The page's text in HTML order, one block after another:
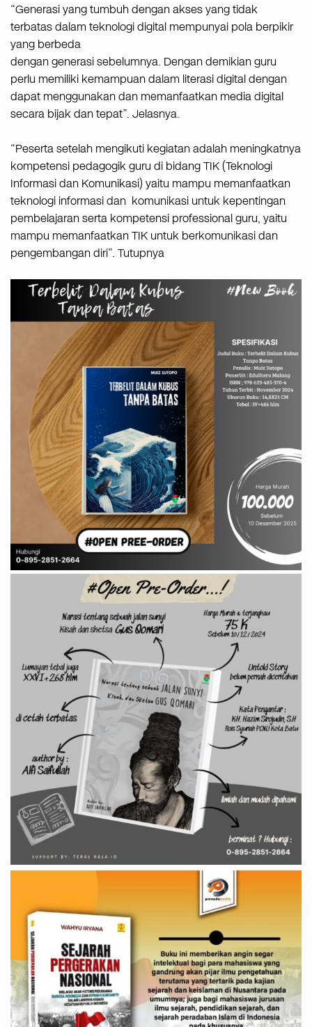
“Generasi yang tumbuh dengan akses yang tidak
terbatas dalam teknologi digital mempunyai pola berpikir
yang berbeda
dengan generasi sebelumnya. Dengan demikian guru
perlu memiliki kemampuan dalam literasi digital dengan
dapat menggunakan dan memanfaatkan media digital
secara bijak dan tepat”. Jelasnya.
“Peserta setelah mengikuti kegiatan adalah meningkatnya
kompetensi pedagogik guru di bidang TIK (Teknologi
Informasi dan Komunikasi) yaitu mampu memanfaatkan
teknologi informasi dan komunikasi untuk kepentingan
pembelajaran serta kompetensi professional guru, yaitu
mampu memanfaatkan TIK untuk berkomunikasi dan
pengembangan diri”. Tutupnya